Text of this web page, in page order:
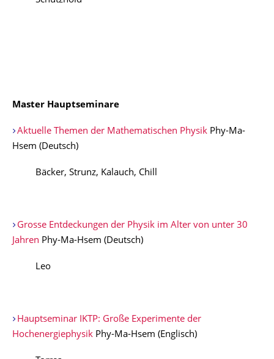
Master Hauptseminare
Aktuelle Themen der Mathematischen Physik Phy-Ma-
Hsem (Deutsch)
Bäcker, Strunz, Kalauch, Chill
Grosse Entdeckungen der Physik im Alter von unter 30
Jahren Phy-Ma-Hsem (Deutsch)
Leo
Hauptseminar IKTP: Große Experimente der
Hochenergiephysik Phy-Ma-Hsem (Englisch)